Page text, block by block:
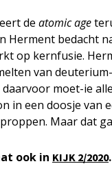
de atomic age
Herment bedacht
op kernfusie.
van
moet-ie
in een doosje van
Maar dat
ook in KIJK 2/2020.